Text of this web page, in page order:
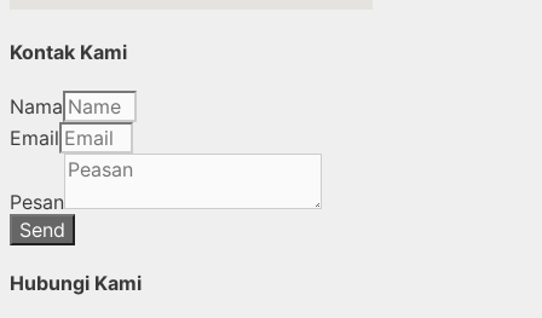
Kontak Kami
Nama
Email
Pesan
Send
Hubungi Kami